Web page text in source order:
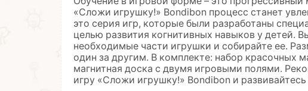
«Сложи игрушку!» Bondibon процесс станет
это серия игр, которые были разработаны
целью развития когнитивных навыков у детей.
необходимые части игрушки и собирайте ее.
один за другим. В комплекте: набор красочных
магнитная доска с двумя игровыми полями.
игру «Сложи игрушку!» Bondibon и